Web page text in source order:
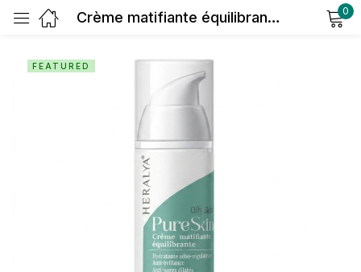
Crème matifiante équilibrante pureskin 0
FEATURED
Remember me
Log in